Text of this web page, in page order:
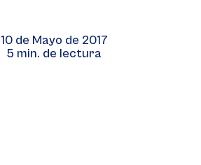
10 de Mayo de 2017
5 min. de lectura